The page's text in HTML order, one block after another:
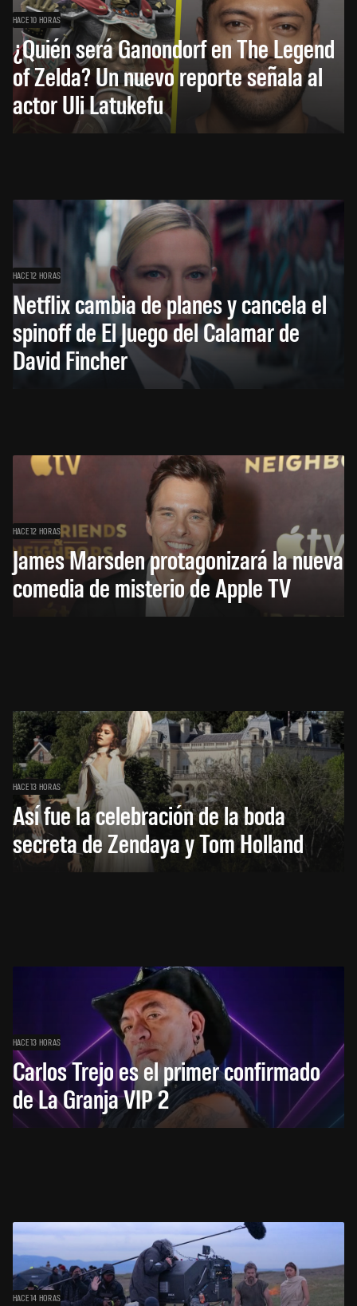
HACE 10 HORAS
¿Quién será Ganondorf en The Legend
of Zelda? Un nuevo reporte señala al
actor Uli Latukefu
HACE 12 HORAS
Netflix cambia de planes y cancela el
spinoff de El Juego del Calamar de
David Fincher
HACE 12 HORAS
James Marsden protagonizará la nueva
comedia de misterio de Apple TV
HACE 13 HORAS
Así fue la celebración de la boda
secreta de Zendaya y Tom Holland
HACE 13 HORAS
Carlos Trejo es el primer confirmado
de La Granja VIP 2
HACE 14 HORAS